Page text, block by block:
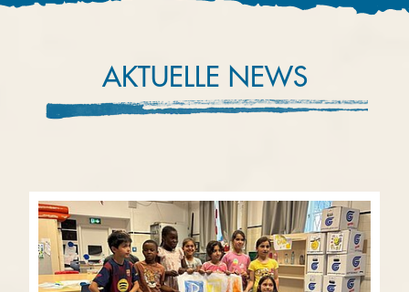
AKTUELLE NEWS